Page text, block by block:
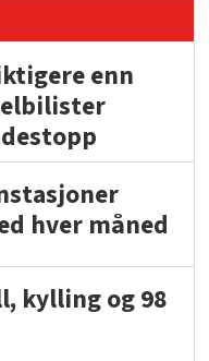
enn
hver måned
kylling og 98